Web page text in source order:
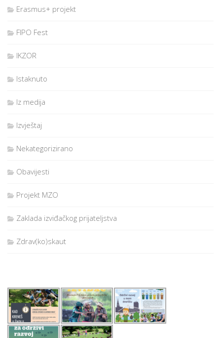
Erasmus+ projekt
FIPO Fest
IKZOR
Istaknuto
Iz medija
Izvještaj
Nekategorizirano
Obavijesti
Projekt MZO
Zaklada izviđačkog prijateljstva
Zdrav(ko)skaut